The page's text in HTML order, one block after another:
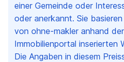
einer Gemeinde oder
oder anerkannt. Sie
von ohne-makler anhand
Immobilienportal inserierten
Die Angaben in diesem